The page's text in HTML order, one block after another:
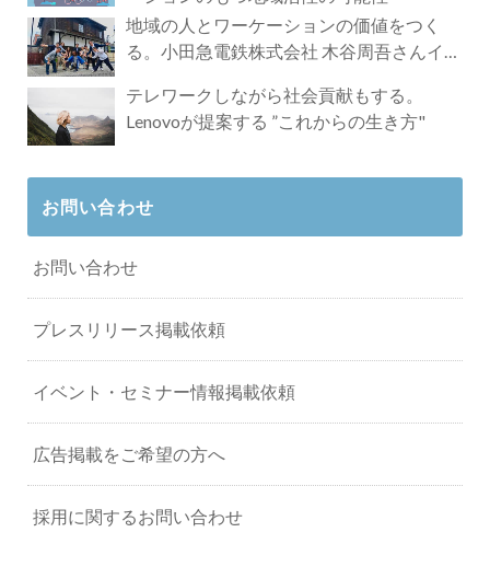
地域の人とワーケーションの価値をつく
る。小田急電鉄株式会社 木谷周吾さんイン
テレワークしながら社会貢献もする。
Lenovoが提案する ”これからの生き方"
お問い合わせ
お問い合わせ
プレスリリース掲載依頼
イベント・セミナー情報掲載依頼
広告掲載をご希望の方へ
採用に関するお問い合わせ